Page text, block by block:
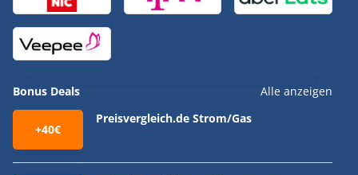
Bonus Deals Alle anzeigen
+40€
Preisvergleich.de Strom/Gas